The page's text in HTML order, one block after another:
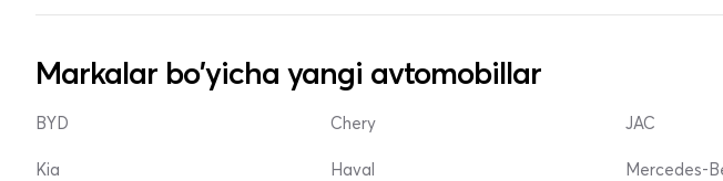
Markalar bo'yicha yangi avtomobillar
BYD
Kia
Chery
Haval
JAC
Mercedes-